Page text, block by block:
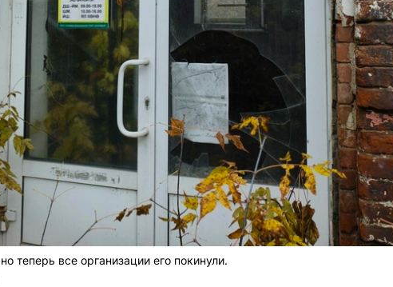
теперь все организации его покинули.